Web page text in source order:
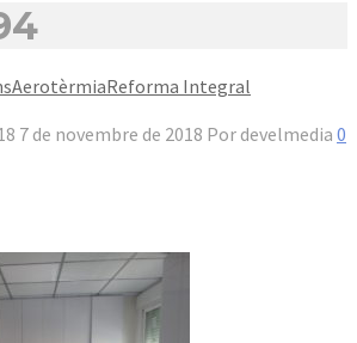
AerotèrmiaReforma Integral
7 de novembre de 2018 Por develmedia 0